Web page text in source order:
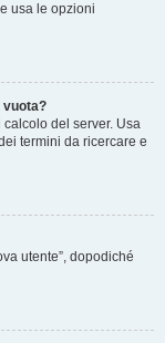
usa le opzioni
vuota?
del server. Usa
termini da ricercare e
utente”, dopodiché